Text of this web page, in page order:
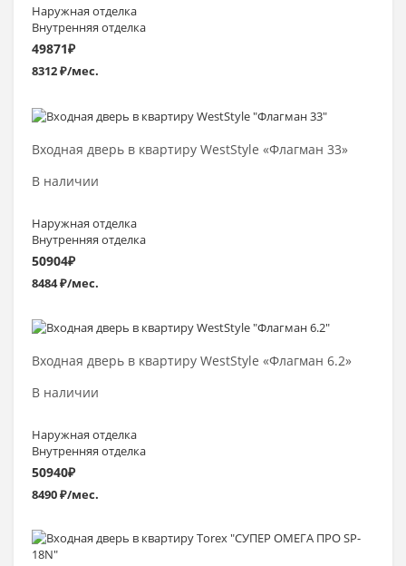
Наружная отделка
Внутренняя отделка
49871₽
8312 ₽/мес.
Входная дверь в квартиру WestStyle «Флагман 33»
В наличии
Наружная отделка
Внутренняя отделка
50904₽
8484 ₽/мес.
Выбрать >
Входная дверь в квартиру WestStyle «Флагман 6.2»
В наличии
Наружная отделка
Внутренняя отделка
50940₽
8490 ₽/мес.
Выбрать >
Выбрать >